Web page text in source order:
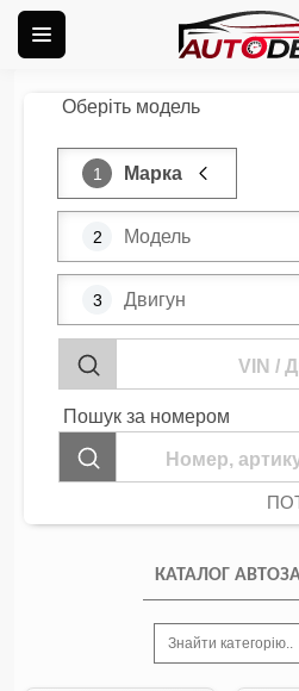
Оберіть модель
1 Марка
2 Модель
3 Двигун
Пошук за номером
КАТАЛОГ
Знайти категорію..